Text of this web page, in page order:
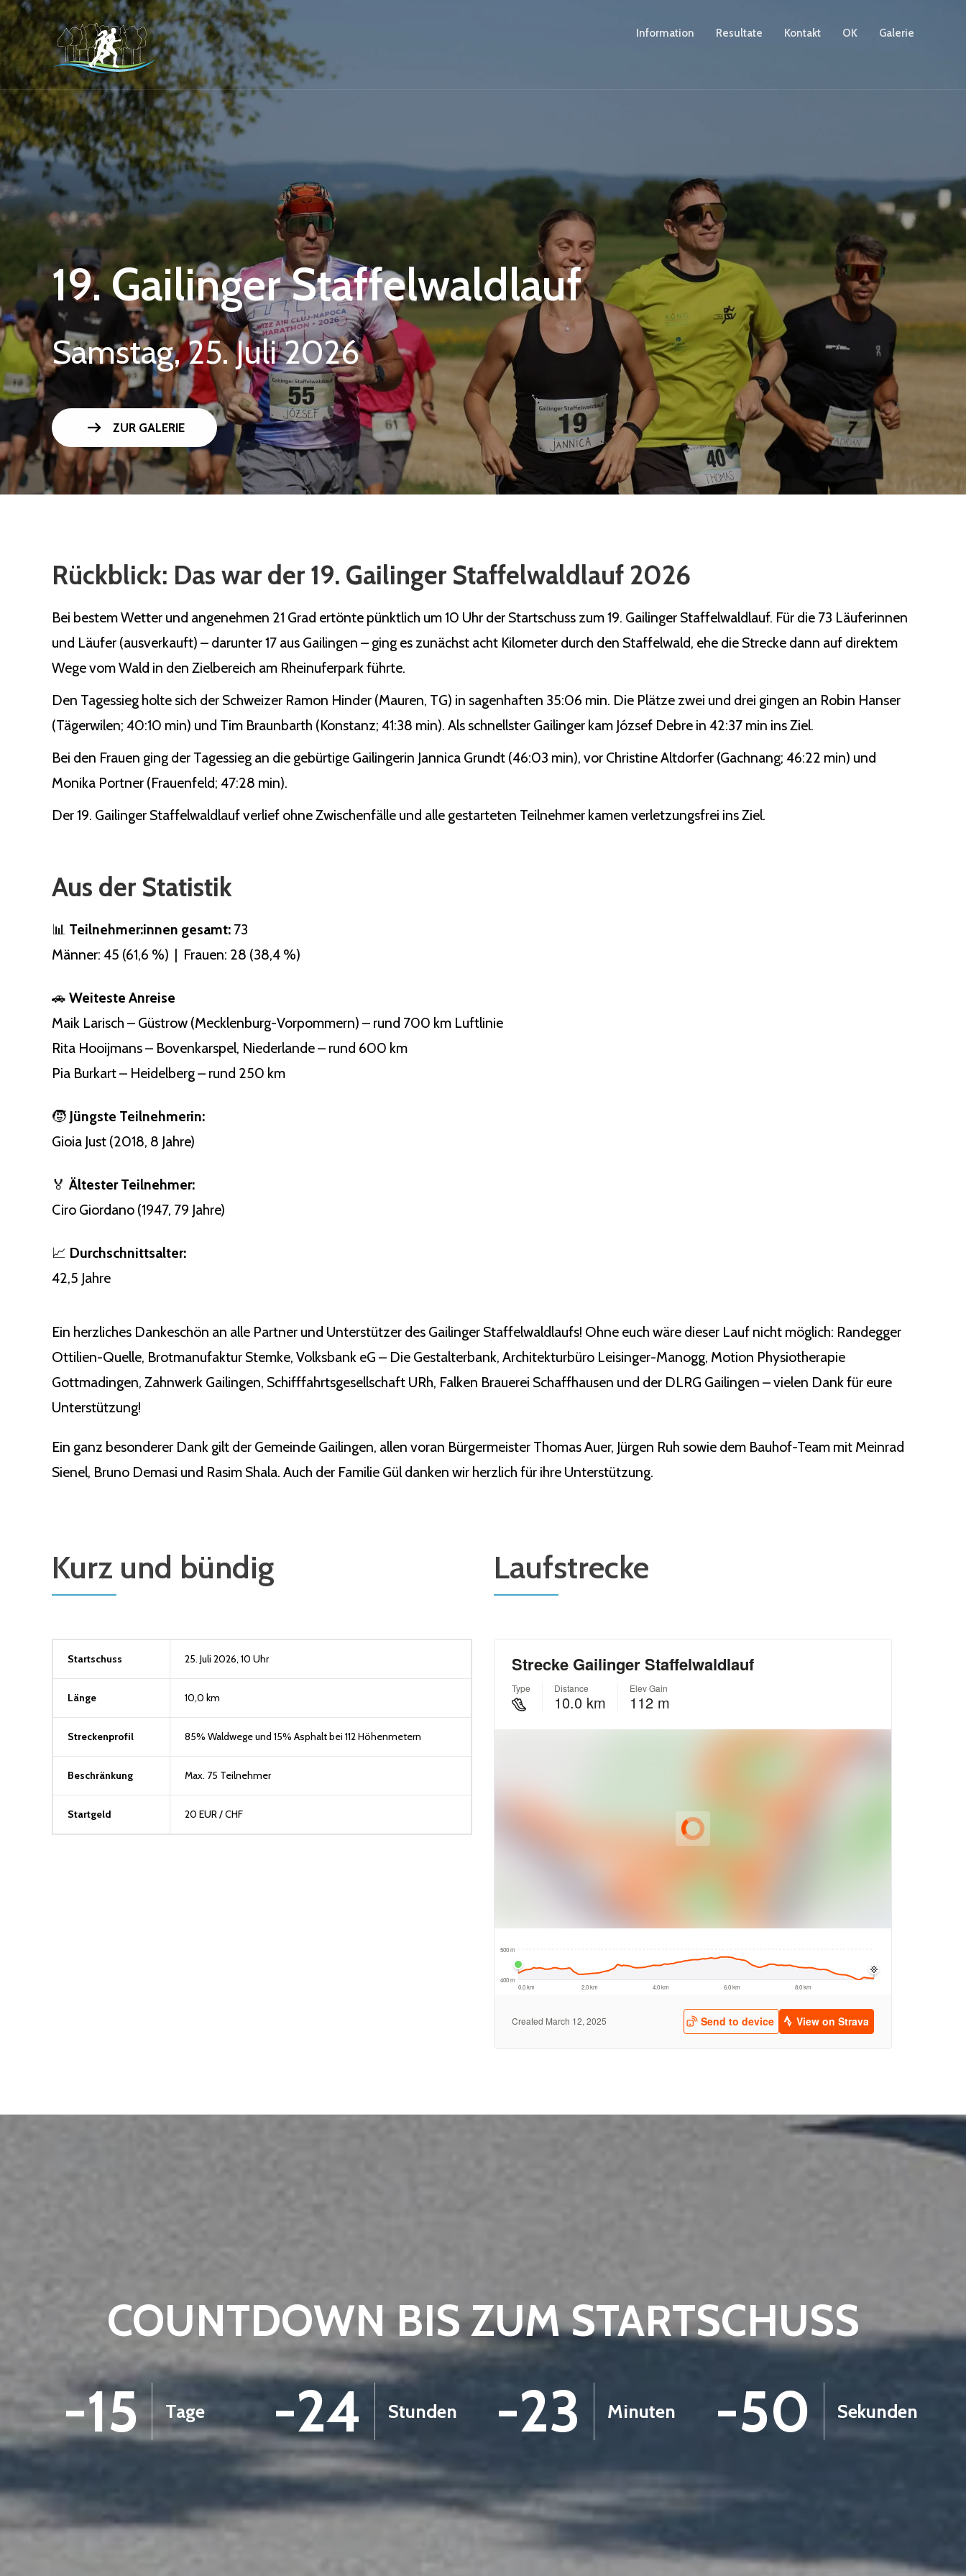
Information Resultate Kontakt OK Galerie
19. Gailinger Staffelwaldlauf
Samstag, 25. Juli 2026
arrow_right_alt ZUR GALERIE
Rückblick: Das war der 19. Gailinger Staffelwaldlauf 2026
Bei bestem Wetter und angenehmen 21 Grad ertönte pünktlich um 10 Uhr der Startschuss zum 19. Gailinger Staffelwaldlauf. Für die 73 Läuferinnen
und Läufer (ausverkauft) – darunter 17 aus Gailingen – ging es zunächst acht Kilometer durch den Staffelwald, ehe die Strecke dann auf direktem
Wege vom Wald in den Zielbereich am Rheinuferpark führte.
Den Tagessieg holte sich der Schweizer Ramon Hinder (Mauren, TG) in sagenhaften 35:06 min. Die Plätze zwei und drei gingen an Robin Hanser
(Tägerwilen; 40:10 min) und Tim Braunbarth (Konstanz; 41:38 min). Als schnellster Gailinger kam József Debre in 42:37 min ins Ziel.
Bei den Frauen ging der Tagessieg an die gebürtige Gailingerin Jannica Grundt (46:03 min), vor Christine Altdorfer (Gachnang; 46:22 min) und
Monika Portner (Frauenfeld; 47:28 min).
Der 19. Gailinger Staffelwaldlauf verlief ohne Zwischenfälle und alle gestarteten Teilnehmer kamen verletzungsfrei ins Ziel.
Aus der Statistik
📊 Teilnehmer:innen gesamt: 73
Männer: 45 (61,6 %) | Frauen: 28 (38,4 %)
🚗 Weiteste Anreise
Maik Larisch – Güstrow (Mecklenburg-Vorpommern) – rund 700 km Luftlinie
Rita Hooijmans – Bovenkarspel, Niederlande – rund 600 km
Pia Burkart – Heidelberg – rund 250 km
🧒 Jüngste Teilnehmerin:
Gioia Just (2018, 8 Jahre)
🏅 Ältester Teilnehmer:
Ciro Giordano (1947, 79 Jahre)
📈 Durchschnittsalter:
42,5 Jahre
Ein herzliches Dankeschön an alle Partner und Unterstützer des Gailinger Staffelwaldlaufs! Ohne euch wäre dieser Lauf nicht möglich: Randegger
Ottilien-Quelle, Brotmanufaktur Stemke, Volksbank eG – Die Gestalterbank, Architekturbüro Leisinger-Manogg, Motion Physiotherapie
Gottmadingen, Zahnwerk Gailingen, Schifffahrtsgesellschaft URh, Falken Brauerei Schaffhausen und der DLRG Gailingen – vielen Dank für eure
Unterstützung!
Ein ganz besonderer Dank gilt der Gemeinde Gailingen, allen voran Bürgermeister Thomas Auer, Jürgen Ruh sowie dem Bauhof-Team mit Meinrad
Sienel, Bruno Demasi und Rasim Shala. Auch der Familie Gül danken wir herzlich für ihre Unterstützung.
Kurz und bündig
Startschuss 25. Juli 2026, 10 Uhr
Länge 10,0 km
Streckenprofil 85% Waldwege und 15% Asphalt bei 112 Höhenmetern
Beschränkung Max. 75 Teilnehmer
Startgeld 20 EUR / CHF
Laufstrecke
COUNTDOWN BIS ZUM STARTSCHUSS
-15 Tage -24 Stunden -23 Minuten -51 Sekunden